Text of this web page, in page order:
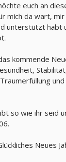
euch an
mich da wart,
unterstützt habt
kommende
so wie ihr seid
Neues